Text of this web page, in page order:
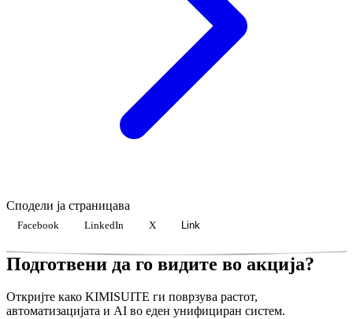
Сподели ја страницава
Facebook LinkedIn X Link
Подготвени да го видите во акција?
Откријте како KIMISUITE ги поврзува растот,
автоматизацијата и AI во еден унифициран систем.